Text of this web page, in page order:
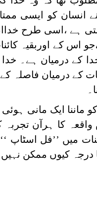
انسان کو ایسی
ہے ،اسی طرح
اس کے اوربقیہ
کے درمیان ہے۔
کے درمیان فاصلہ
ماننا ایک مانی ہوئی
کا ہرآن
میں ’’فل اسٹاپ
درجہ کیوں ممکن